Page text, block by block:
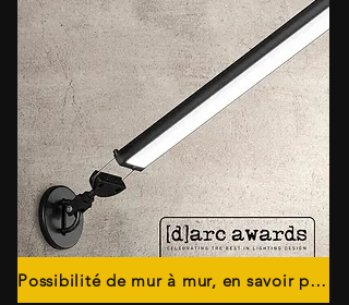
Possibilité de mur à mur, en savoir plus